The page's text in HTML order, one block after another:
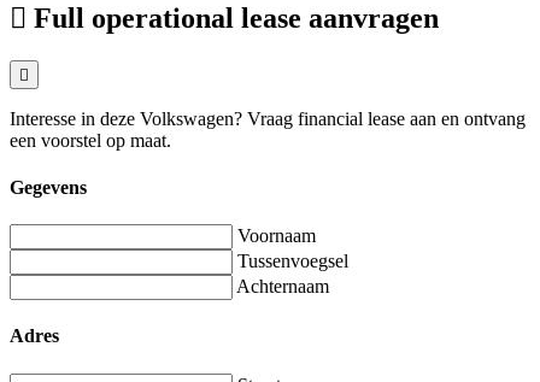
Full operational lease aanvragen
Interesse in deze Volkswagen? Vraag financial lease aan en ontvang
een voorstel op maat.
Gegevens
Voornaam
Tussenvoegsel
Achternaam
Adres